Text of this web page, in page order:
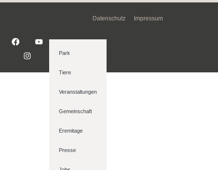
Park
Tiere
Veranstaltungen
Gemeinschaft
Eremitage
Presse
Datenschutz Impressum